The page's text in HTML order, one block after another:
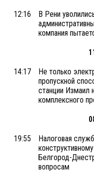
12:16
В Рени
компания
14:17
Не только
пропускной
станции Измаил
комплексного
19:55
Налоговая
Белгород-
вопросам